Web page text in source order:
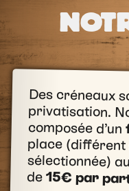
Des créneaux
composée d’un
de15€ par